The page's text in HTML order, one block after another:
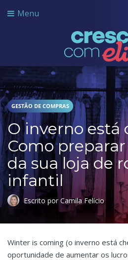
Menu
Crescer com Grupo Elian
GESTÃO DE COMPRAS
O inverno está
Como
da sua loja de
infantil
Escrito por Camila Felício
Winter is coming (o inverno está
oportunidade de aumentar os